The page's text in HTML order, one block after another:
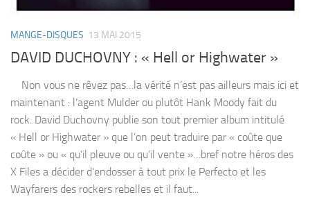
MANGE-DISQUES 13 MAI 2015
DAVID DUCHOVNY : « Hell or Highwater »
Non vous ne rêvez pas…la vérité n’est pas ailleurs mais ici et
maintenant : l’agent Mulder ou plutôt Hank Moody fait du
rock. David Duchovny publie son tout premier album intitulé
« Hell or Highwater » que l’on peut traduire par « coûte que
coûte » ou « qu’il pleuve ou qu’il vente »…bref notre héros des
X Files a décider d’endosser à tout prix le Perfecto et les
Wayfarers des rockers rebelles et il faut...